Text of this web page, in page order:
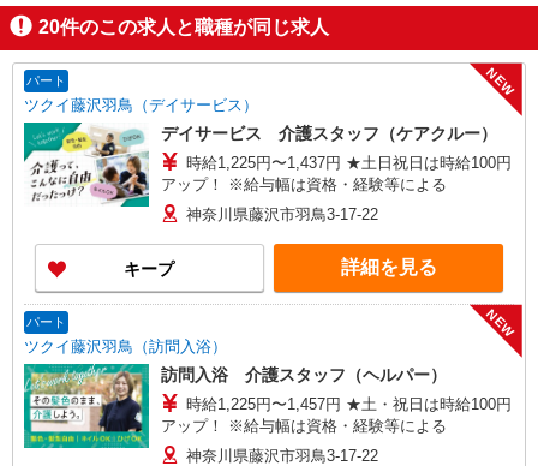
掲載期間終了
20件のこの求人と職種が同じ求人
パート
ツクイ藤沢羽鳥（デイサービス）
NEW
デイサービス 介護スタッフ（ケアクルー）
時給1,225円〜1,437円 ★土日祝日は時給100円
アップ！ ※給与幅は資格・経験等による
神奈川県藤沢市羽鳥3-17-22
キープ 詳細を見る
パート
ツクイ藤沢羽鳥（訪問入浴）
NEW
訪問入浴 介護スタッフ（ヘルパー）
時給1,225円〜1,457円 ★土・祝日は時給100円
アップ！ ※給与幅は資格・経験等による
神奈川県藤沢市羽鳥3-17-22